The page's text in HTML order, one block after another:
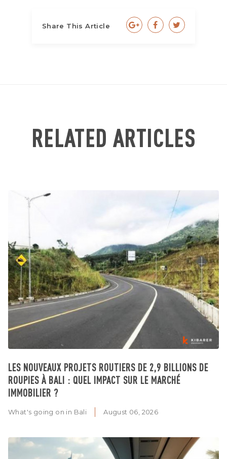
Share This Article
RELATED ARTICLES
LES NOUVEAUX PROJETS ROUTIERS DE 2,9 BILLIONS DE
ROUPIES À BALI : QUEL IMPACT SUR LE MARCHÉ
IMMOBILIER ?
What's going on in Bali August 06, 2026